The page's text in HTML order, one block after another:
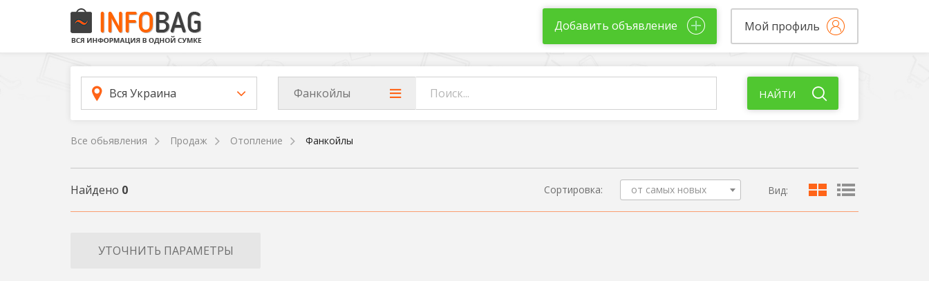
Добавить объявление Мой профиль
Вся Украина Фанкойлы НАЙТИ
Все обьявления Продаж Отопление Фанкойлы
Найдено 0 Сортировка: от самых новых Вид:
УТОЧНИТЬ ПАРАМЕТРЫ